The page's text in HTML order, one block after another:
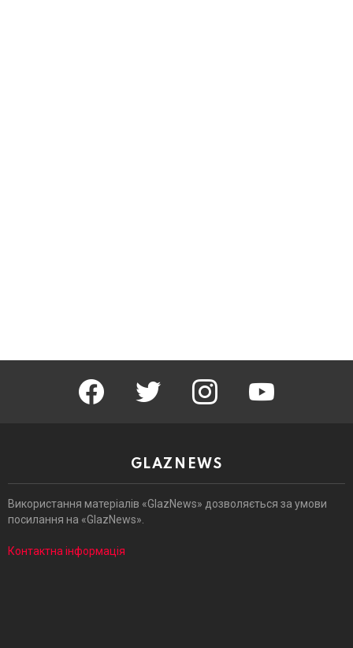
facebook twitter instagram
GLAZNEWS
Використання матеріалів «GlazNews» дозволяється за умови
посилання на «GlazNews».
Контактна інформація